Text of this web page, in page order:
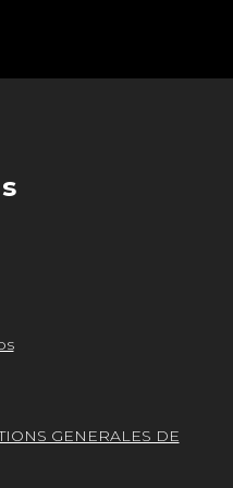
GENERALES DE